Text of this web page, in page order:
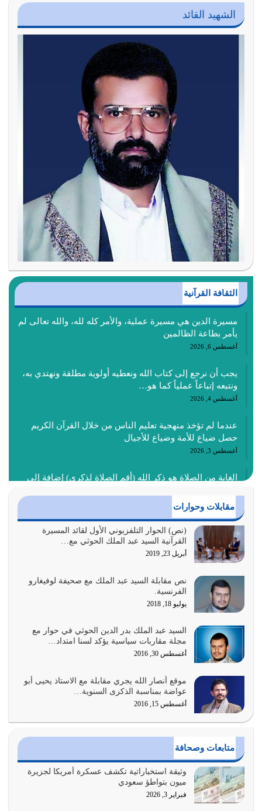
الشهيد القائد
الثقافة القرآنية
مسيرة الدين هي مسيرة عملية، والأمر كله لله، والله تعالى لم
يأمر بطاعة الظالمين
أغسطس 6, 2026
يجب أن نرجع إلى كتاب الله ونعطيه أولوية مطلقة ونهتدي به،
ونتبعه إتباعاً عملياً كما هو…
أغسطس 4, 2026
عندما لم تؤخذ منهجية تعليم الناس من خلال القرآن الكريم
حصل ضياع للأمة وضياع للأجيال
أغسطس 3, 2026
الغاية من الصلاة هو ذكر الله (أقم الصلاة لذكري) إضافة إلى
أغسطس 2, 2026
السبب الرئيسي لشقاء الأمة الابتعاد عن كتاب الله والتعدي
لحدود الله بالإضافات للدين
أغسطس 1, 2026
أبرز أسباب الشقاء هو الإعراض عن ذكر الله وعن هدى الله
المتمثل في القرآن الكريم
يوليو 31, 2026
أولياء الشيطان كلما كانوا أكثر ولاءً وطاعة للشيطان كلما كانوا
أكثر ضعفاً
يوليو 30, 2026
وعد الله تعالى من يُقتل في سبيله بالحياة الأبدية والرزق
والاستبشار والنجاة والخلود في…
يوليو 29, 2026
القرآن الكريم هو أهم مصدر لمعرفة رسول الله معرفة سيرته
معرفة شخصيته معرفة عظمته
يوليو 28, 2026
هل نحن من الصالحين؟ قيِّم نفسك هنا اترك القرآن على أصله
وأعرض نفسك، وأعرض ما لديك على…
مقابلات وحوارات
(نص) الحوار التلفزيوني الأول لقائد المسيرة
القرآنية السيد عبد الملك الحوثي مع…
أبريل 23, 2019
نص مقابلة السيد عبد الملك مع صحيفة لوفيغارو
الفرنسية.
يوليو 18, 2018
السيد عبد الملك بدر الدين الحوثي في حوار مع
مجلة مقاربات سياسية يؤكد لسنا امتداد…
أغسطس 30, 2016
موقع أنصار الله يجري مقابلة مع الاستاذ يحيى أبو
عواضة بمناسبة الذكرى السنوية…
أغسطس 15, 2016
متابعات وصحافة
وثيقة استخباراتية تكشف عسكرة أمريكا لجزيرة
ميون بتواطؤ سعودي
فبراير 3, 2026